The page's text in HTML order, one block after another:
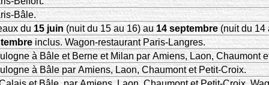
Bâle.
du 15 juin (nuit du 15 au 16) au14 septembre(nuit du 14
inclus. Wagon-restaurant Paris-Langres.
à Bâle et Berne et Milan par Amiens, Laon, Chaumont
à Bâle par Amiens, Laon, Chaumont et Petit-Croix.